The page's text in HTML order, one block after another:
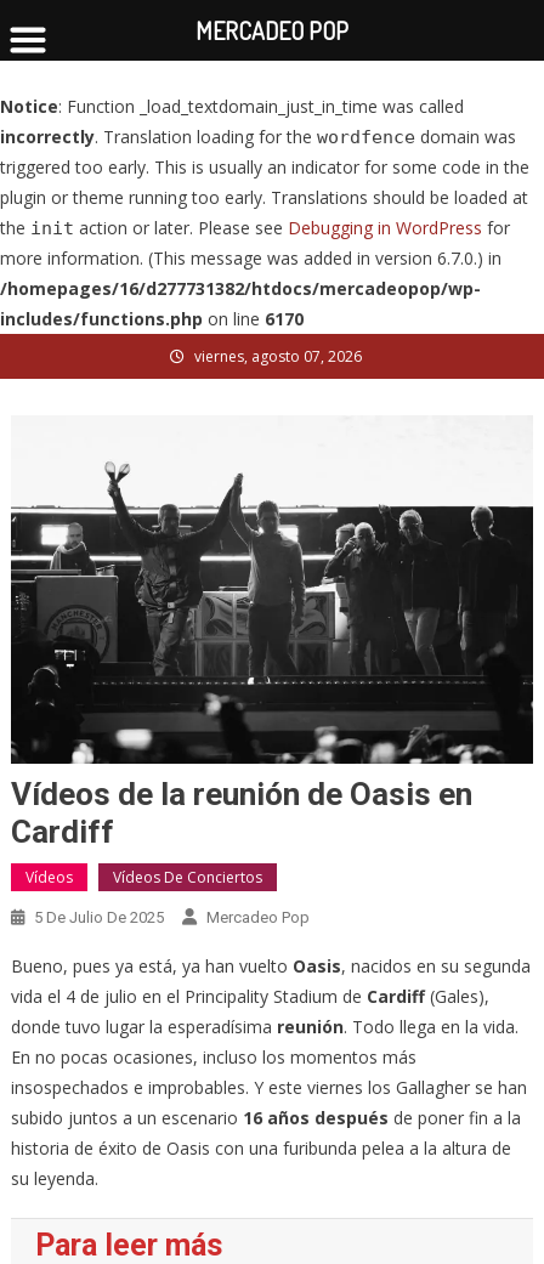
Notice: Function _load_textdomain_just_in_time was called
incorrectly. Translation loading for the wordfence domain was
triggered too early. This is usually an indicator for some code in the
plugin or theme running too early. Translations should be loaded at
the init action or later. Please see Debugging in WordPress for
more information. (This message was added in version 6.7.0.) in
/homepages/16/d277731382/htdocs/mercadeopop/wp-
includes/functions.php on line 6170
to
viernes, agosto 07, 2026
Vídeos de la reunión de Oasis en
Cardiff
Vídeos Vídeos De Conciertos
5 De Julio De 2025 Mercadeo Pop
Bueno, pues ya está, ya han vuelto Oasis, nacidos en su segunda
vida el 4 de julio en el Principality Stadium de Cardiff(Gales),
donde tuvo lugar la esperadísima reunión. Todo llega en la vida.
En no pocas ocasiones, incluso los momentos más
insospechados e improbables. Y este viernes los Gallagher se han
subido juntos a un escenario 16 años después de poner fin a la
historia de éxito de Oasis con una furibunda pelea a la altura de
su leyenda.
Para leer más
MERCADEO POP